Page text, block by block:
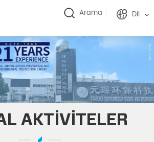
Arama Dil
AKTIVITELER